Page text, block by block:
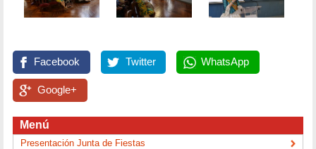
Facebook Twitter WhatsApp
Google+
Menú
Presentación Junta de Fiestas